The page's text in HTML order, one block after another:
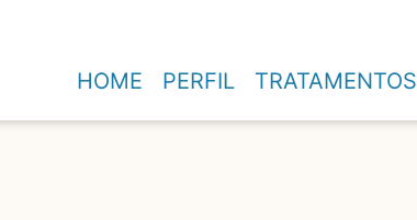
HOME PERFIL TRATAMENTOS
em